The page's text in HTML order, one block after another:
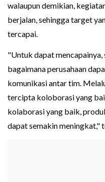
walaupun demikian,
berjalan, sehingga target
tercapai.
"Untuk dapat
bagaimana perusahaan
komunikasi antar tim.
tercipta koloborasi yang
kolaborasi yang baik,
dapat semakin meningkat,"